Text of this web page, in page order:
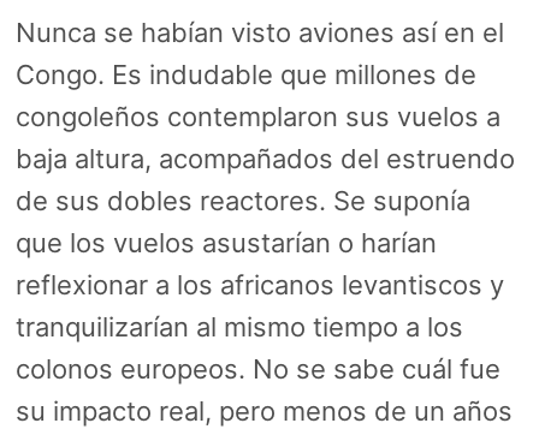
Nunca se habían visto aviones así en el
Congo. Es indudable que millones de
congoleños contemplaron sus vuelos a
baja altura, acompañados del estruendo
de sus dobles reactores. Se suponía
que los vuelos asustarían o harían
reflexionar a los africanos levantiscos y
tranquilizarían al mismo tiempo a los
colonos europeos. No se sabe cuál fue
su impacto real, pero menos de un años